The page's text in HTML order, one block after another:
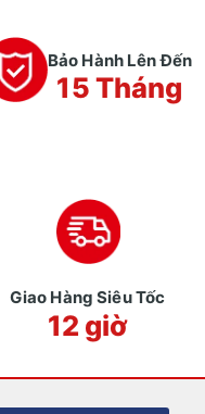
Bảo Hành Lên Đến
15 Tháng
Giao Hàng Siêu Tốc
12 giờ